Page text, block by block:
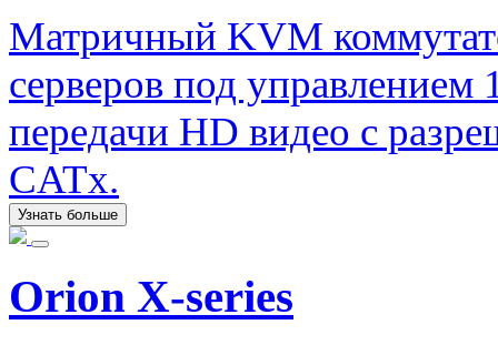
Матричный KVM
серверов под управлением
передачи HD видео с
CATx.
Узнать больше
Orion X-series